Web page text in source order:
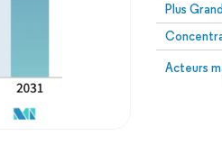
Plus
Acteurs
Image ©